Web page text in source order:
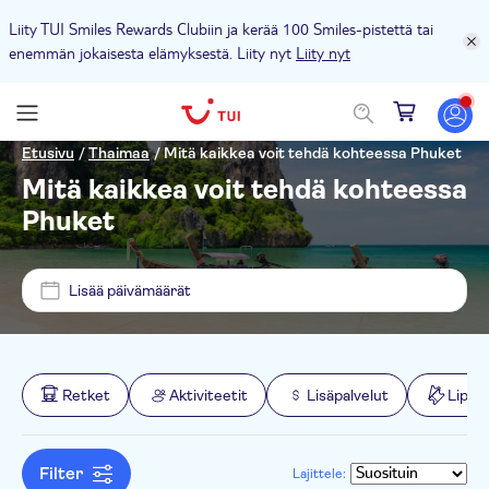
Liity TUI Smiles Rewards Clubiin ja kerää 100 Smiles-pistettä tai
enemmän jokaisesta elämyksestä. Liity nyt Liity nyt
Etusivu /Thaimaa /Mitä kaikkea voit tehdä kohteessa Phuket
Mitä kaikkea voit tehdä kohteessa
Phuket
Lisää päivämäärät
Hinta (per aikuinen)
Min. € Maks. €
Nouto hotellilta
Sunwing Resort Kamala Beach
Kata Sea View Villas
Impiana Resort Patong Phuket
Courtyard by Marriott Phuket Chalong Bay Resort
Lippuvaihtoehdot
Opastettu kierros
Kategoriat
Retket
Veneet
Nähtävyydet ja perinteet
Aktiviteetit
Ulkoiluaktiviteetit
Lisäpalvelut
Aktiviteetin kieli
English
Retket Aktiviteetit Lisäpalvelut Liput
Filter Lajittele: